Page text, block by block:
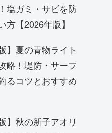
塩ガミ・サビを防
方【2026年版】
】夏の青物ライト
略！堤防・サーフ
るコツとおすすめ
】秋の新子アオリ